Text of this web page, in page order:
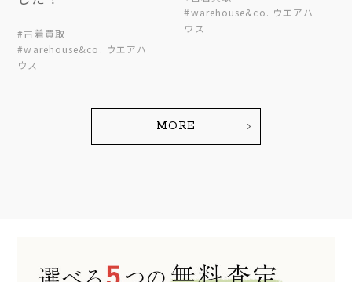
#古着買取
#warehouse&co. ウエアハ
ウス
#warehouse&co. ウエアハ
ウス
MORE